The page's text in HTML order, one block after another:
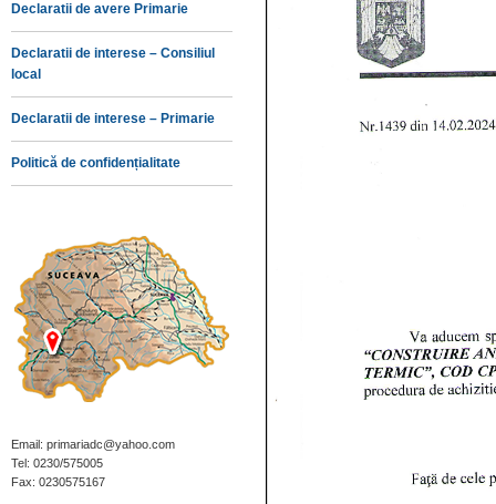
Declaratii de avere Primarie
Declaratii de interese – Consiliul
local
Declaratii de interese – Primarie
Politică de confidențialitate
Email: primariadc@yahoo.com
Tel: 0230/575005
Fax: 0230575167